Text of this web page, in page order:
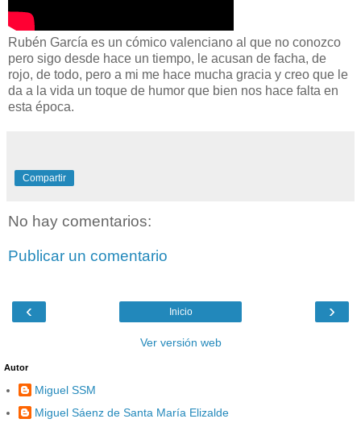
Rubén García es un cómico valenciano al que no conozco
pero sigo desde hace un tiempo, le acusan de facha, de
rojo, de todo, pero a mi me hace mucha gracia y creo que le
da a la vida un toque de humor que bien nos hace falta en
esta época.
Compartir
No hay comentarios:
Publicar un comentario
‹ ›
Inicio
Ver versión web
Autor
Miguel SSM
Miguel Sáenz de Santa María Elizalde